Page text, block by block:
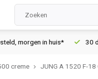
in huis* 30 dagen
creme JUNG A 1520 F-